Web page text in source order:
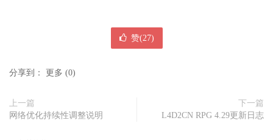
赞(27)
分享到： 更多 (0)
上一篇
网络优化持续性调整说明
下一篇
L4D2CN RPG 4.29更新日志